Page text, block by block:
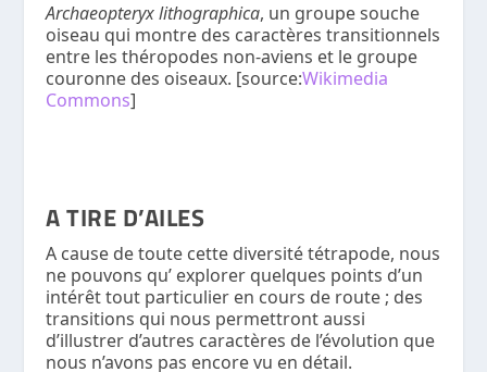
Archaeopteryx lithographica, un groupe souche
oiseau qui montre des caractères transitionnels
entre les théropodes non-aviens et le groupe
couronne des oiseaux. [source:Wikimedia
Commons]
A TIRE D’AILES
A cause de toute cette diversité tétrapode, nous
ne pouvons qu’ explorer quelques points d’un
intérêt tout particulier en cours de route ; des
transitions qui nous permettront aussi
d’illustrer d’autres caractères de l’évolution que
nous n’avons pas encore vu en détail.